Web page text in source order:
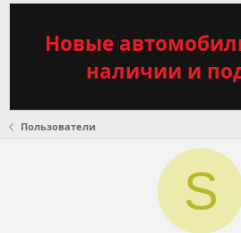
Новые
наличии и
Пользователи
S